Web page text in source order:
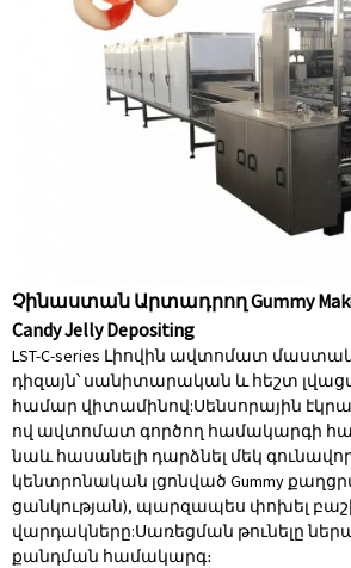
Չինաստան Արտադրող Gummy
Candy Jelly Depositing
LST-C-series Լիովին ավտոմատ
դիզայն՝ սանիտարական և հեշտ
համար վիտամինով:Սենսորային
ով ավտոմատ գործող համակարգի
նաև հասանելի դարձնել մեկ
կենտրոնական լցոնված Gummy
ցանկության), պարզապես փոխել
վարդակները:Սառեցման թունելը
քանդման համակարգ։